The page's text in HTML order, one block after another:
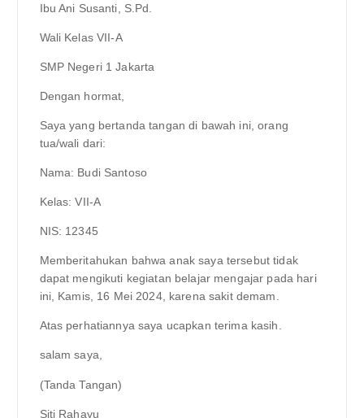
Ibu Ani Susanti, S.Pd.
Wali Kelas VII-A
SMP Negeri 1 Jakarta
Dengan hormat,
Saya yang bertanda tangan di bawah ini, orang
tua/wali dari:
Nama: Budi Santoso
Kelas: VII-A
NIS: 12345
Memberitahukan bahwa anak saya tersebut tidak
dapat mengikuti kegiatan belajar mengajar pada hari
ini, Kamis, 16 Mei 2024, karena sakit demam.
Atas perhatiannya saya ucapkan terima kasih.
salam saya,
(Tanda Tangan)
Siti Rahayu